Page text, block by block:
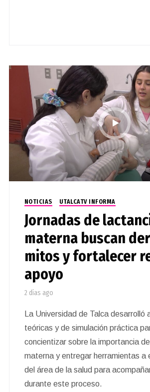
NOTICIAS UTALCATV INFORMA
Jornadas de
materna buscan
mitos y fortalecer
apoyo
2 días ago
La Universidad de Talca desarrolló
teóricas y de simulación práctica
concientizar sobre la importancia
materna y entregar herramientas a
del área de la salud para
durante este proceso.